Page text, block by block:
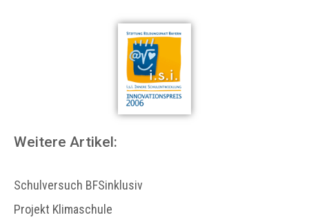
Weitere Artikel:
Schulversuch BFSinklusiv
Projekt Klimaschule